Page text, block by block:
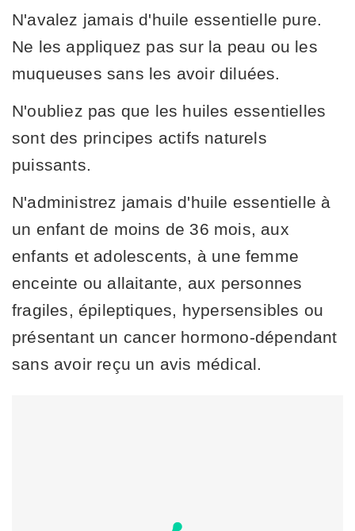
N'avalez jamais d'huile essentielle pure.
Ne les appliquez pas sur la peau ou les
muqueuses sans les avoir diluées.
N'oubliez pas que les huiles essentielles
sont des principes actifs naturels
puissants.
N'administrez jamais d'huile essentielle à
un enfant de moins de 36 mois, aux
enfants et adolescents, à une femme
enceinte ou allaitante, aux personnes
fragiles, épileptiques, hypersensibles ou
présentant un cancer hormono-dépendant
sans avoir reçu un avis médical.